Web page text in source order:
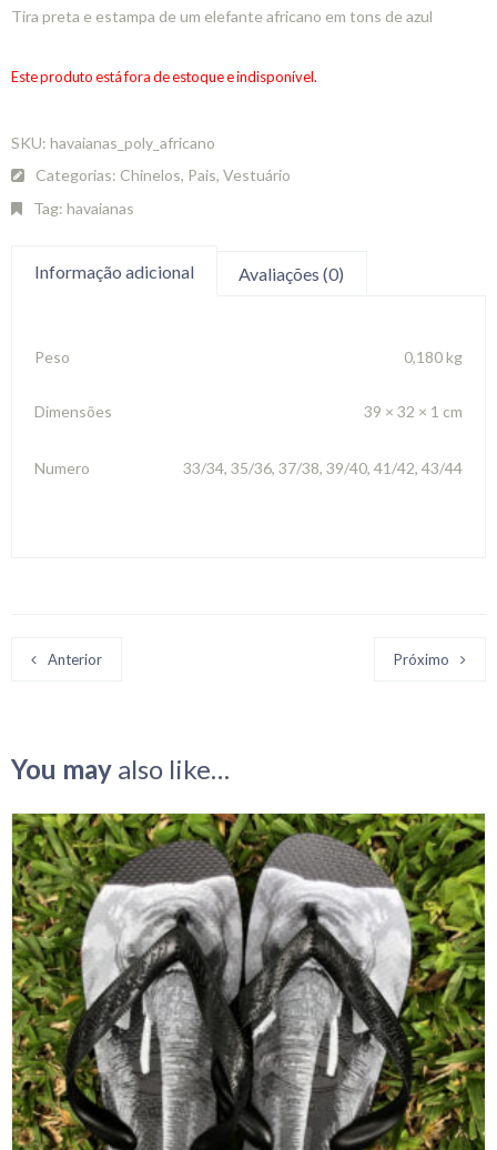
Tira preta e estampa de um elefante africano em tons de azul
Este produto está fora de estoque e indisponível.
SKU: havaianas_poly_africano
Categorias: Chinelos, Pais, Vestuário
Tag: havaianas
Informação adicional Avaliações (0)
Peso 0,180 kg
Dimensões 39 × 32 × 1 cm
Numero 33/34, 35/36, 37/38, 39/40, 41/42, 43/44
Anterior Próximo
You may also like…